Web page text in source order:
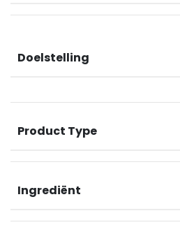
Doelstelling
Product Type
Ingrediënt